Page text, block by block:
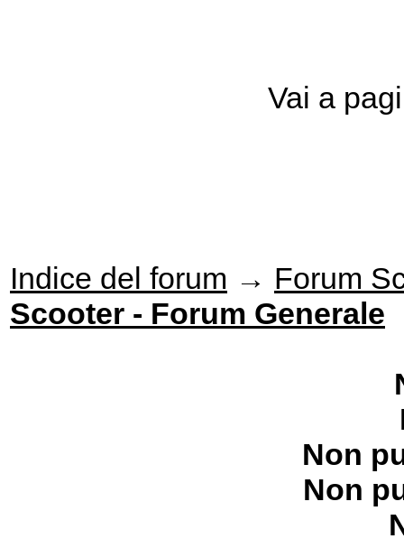
Vai a
Indice del forum → Forum
Scooter - Forum Generale
Non
Non